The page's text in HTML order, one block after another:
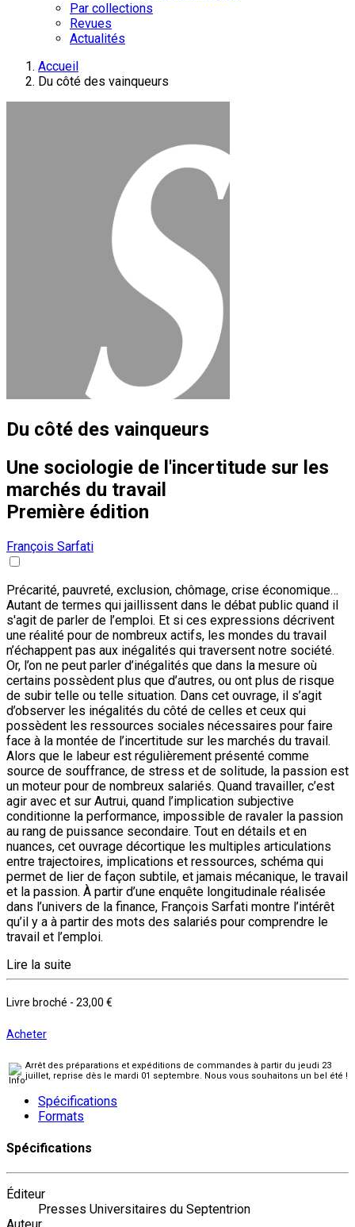
Par collections
Revues
Actualités
Accueil
Du côté des vainqueurs
Du côté des vainqueurs
Une sociologie de l'incertitude sur les
marchés du travail
Première édition
François Sarfati
Précarité, pauvreté, exclusion, chômage, crise économique…
Autant de termes qui jaillissent dans le débat public quand il
s'agit de parler de l’emploi. Et si ces expressions décrivent
une réalité pour de nombreux actifs, les mondes du travail
n’échappent pas aux inégalités qui traversent notre société.
Or, l’on ne peut parler d’inégalités que dans la mesure où
certains possèdent plus que d’autres, ou ont plus de risque
de subir telle ou telle situation. Dans cet ouvrage, il s’agit
d’observer les inégalités du côté de celles et ceux qui
possèdent les ressources sociales nécessaires pour faire
face à la montée de l’incertitude sur les marchés du travail.
Alors que le labeur est régulièrement présenté comme
source de souffrance, de stress et de solitude, la passion est
un moteur pour de nombreux salariés. Quand travailler, c’est
agir avec et sur Autrui, quand l’implication subjective
conditionne la performance, impossible de ravaler la passion
au rang de puissance secondaire. Tout en détails et en
nuances, cet ouvrage décortique les multiples articulations
entre trajectoires, implications et ressources, schéma qui
permet de lier de façon subtile, et jamais mécanique, le travail
et la passion. À partir d’une enquête longitudinale réalisée
dans l’univers de la finance, François Sarfati montre l’intérêt
qu’il y a à partir des mots des salariés pour comprendre le
travail et l’emploi.
Lire la suite
Livre broché - 23,00 €
Acheter
Arrêt des préparations et expéditions de commandes à partir du jeudi 23
juillet, reprise dès le mardi 01 septembre. Nous vous souhaitons un bel été !
Spécifications
Formats
Spécifications
Éditeur
Presses Universitaires du Septentrion